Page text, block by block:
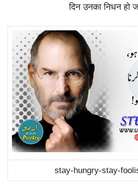
दिन उनका निधन हो
stay-hungry-stay-